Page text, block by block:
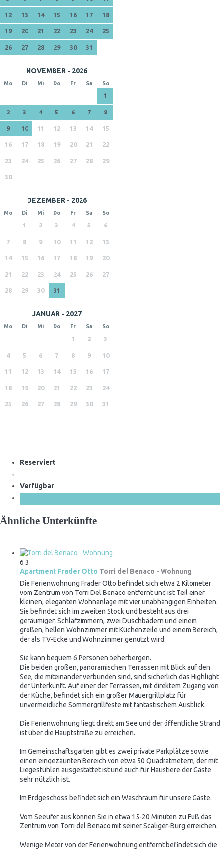
12 13 14 15 16 17 18
19 20 21 22 23 24 25
26 27 28 29 30 31
NOVEMBER - 2026
Mo Di Mi Do Fr Sa So
1
2 3 4 5 6 7 8
9 10 11 12 13 14 15
16 17 18 19 20 21 22
23 24 25 26 27 28 29
30
DEZEMBER - 2026
Mo Di Mi Do Fr Sa So
1 2 3 4 5 6
7 8 9 10 11 12 13
14 15 16 17 18 19 20
21 22 23 24 25 26 27
28 29 30 31
JANUAR - 2027
Mo Di Mi Do Fr Sa So
1 2 3
4 5 6 7 8 9 10
11 12 13 14 15 16 17
18 19 20 21 22 23 24
25 26 27 28 29 30 31
Reserviert
Verfügbar
Ähnliche Unterkünfte
6 3
Apartment Frader Otto Torri del Benaco - Wohnung
Die Ferienwohnung Frader Otto befindet sich etwa 2 Kilometer
vom Zentrum von Torri Del Benaco entfernt und ist Teil einer
kleinen, eleganten Wohnanlage mit vier unabhängigen Einheiten.
Sie befindet sich im zweiten Stock und besteht aus drei
geräumigen Schlafzimmern, zwei Duschbädern und einem
großen, hellen Wohnzimmer mit Küchenzeile und einem Bereich,
der als TV-Ecke und Wohnzimmer genutzt wird.
Sie kann bequem 6 Personen beherbergen.
Die beiden großen, panoramischen Terrassen mit Blick auf den
See, die miteinander verbunden sind, sind sicherlich das Highlight
der Unterkunft. Auf einer der Terrassen, mit direktem Zugang von
der Küche, befindet sich ein großer Mauergrillplatz für
unvermeidliche Sommergrillfeste mit fantastischem Ausblick.
Die Ferienwohnung liegt direkt am See und der öffentliche Strand
ist über die Hauptstraße zu erreichen.
Im Gemeinschaftsgarten gibt es zwei private Parkplätze sowie
einen eingezäunten Bereich von etwa 50 Quadratmetern, der mit
Liegestühlen ausgestattet ist und auch für Haustiere der Gäste
sehr nützlich ist.
Im Erdgeschoss befindet sich ein Waschraum für unsere Gäste.
Vom Seeufer aus können Sie in etwa 15-20 Minuten zu Fuß das
Zentrum von Torri del Benaco mit seiner Scaliger-Burg erreichen.
Wenige Meter von der Ferienwohnung entfernt befindet sich die